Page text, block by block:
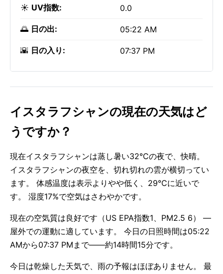
☀️ UV指数: 0.0
🌅 日の出: 05:22 AM
🌇 日の入り: 07:37 PM
イスタラフシャンの現在の天気はど
うですか？
現在イスタラフシャンは蒸し暑い32°Cの夜で、快晴。
イスタラフシャンの夜空を、切れ切れの雲が横切ってい
ます。 体感温度は表示よりやや低く、29°Cに近いで
す。 湿度17%で空気はさわやかです。
現在の空気質は良好です（US EPA指数1、PM2.5 6） —
屋外での運動に適しています。 今日の日照時間は05:22
AMから07:37 PMまで——約14時間15分です。
今日は乾燥した天気で、雨の予報はほぼありません。 最